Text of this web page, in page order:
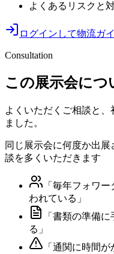
よくあるリスクと
ログインして物流ガ
Consultation
この展示会につ
よくいただくご相談と
ました。
同じ展示会に何度か出
談を多くいただきます
「 毎年フォワー
われている 」
「 書類の準備に
る 」
「 通関に時間が